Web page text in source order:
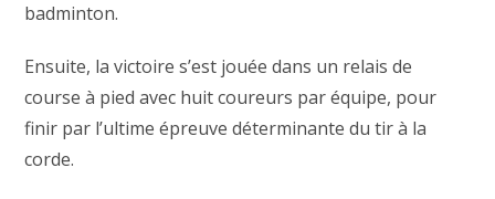
badminton.
Ensuite, la victoire s’est jouée dans un relais de
course à pied avec huit coureurs par équipe, pour
finir par l’ultime épreuve déterminante du tir à la
corde.